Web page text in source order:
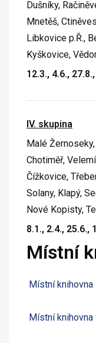
Dušníky,
Mnetěš,
Libkovice p.Ř.,
Kyškovice,
12.3., 4.6.,
IV. skupina
Malé
Chotiměř,
Čížkovice,
Solany, Klapý,
Nové Kopisty,
8.1., 2.4., 25.6.,
Místní
Místní knihovna
Místní knihovna